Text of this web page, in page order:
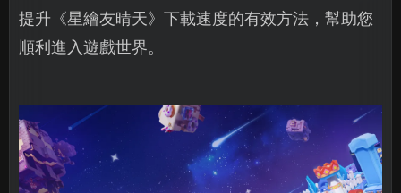
提升《星繪友晴天》下載速度的有效方法，幫助您
順利進入遊戲世界。